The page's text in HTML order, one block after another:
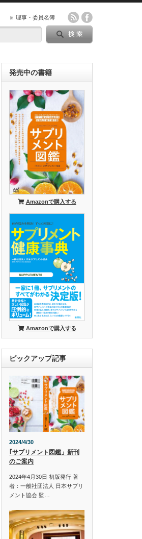
理事・委員名簿
発売中の書籍
Amazonで購入する
Amazonで購入する
ピックアップ記事
2024/4/30
｢サプリメント図鑑」新刊
のご案内
2024年4月30日 初版発行 著
者：一般社団法人 日本サプリ
メント協会 監…